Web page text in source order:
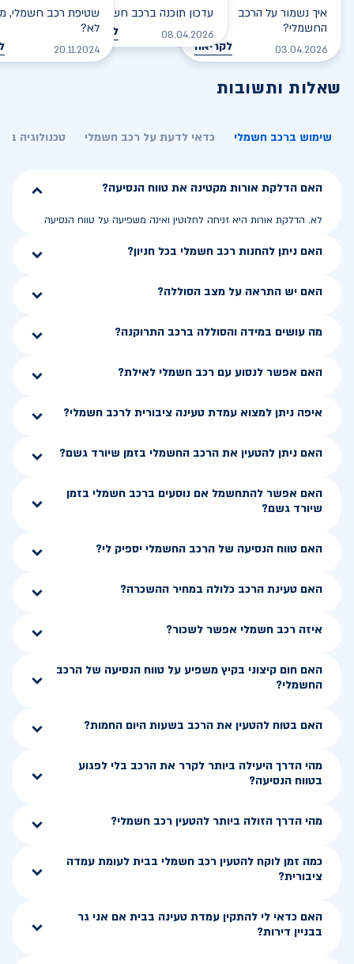
איך נשמור על הרכב
החשמלי?
03.04.2026 לקריאה
עדכון תוכנה ברכב חשמלי
08.04.2026 לקריאה
שטיפת רכב חשמלי,
לא?
20.11.2024
שאלות ותשובות
שימוש ברכב חשמלי כדאי לדעת על רכב חשמלי טכנולוגיה
האם הדלקת אורות מקטינה את טווח הנסיעה?
לא. הדלקת אורות היא זניחה לחלוטין ואינה משפיעה על טווח הנסיעה
האם ניתן להחנות רכב חשמלי בכל חניון?
האם יש התראה על מצב הסוללה?
מה עושים במידה והסוללה ברכב התרוקנה?
האם אפשר לנסוע עם רכב חשמלי לאילת?
איפה ניתן למצוא עמדת טעינה ציבורית לרכב חשמלי?
האם ניתן להטעין את הרכב החשמלי בזמן שיורד גשם?
האם אפשר להתחשמל אם נוסעים ברכב חשמלי בזמן
שיורד גשם?
האם טווח הנסיעה של הרכב החשמלי יספיק לי?
האם טעינת הרכב כלולה במחיר ההשכרה?
איזה רכב חשמלי אפשר לשכור?
האם חום קיצוני בקיץ משפיע על טווח הנסיעה של הרכב
החשמלי?
האם בטוח להטעין את הרכב בשעות היום החמות?
מהי הדרך היעילה ביותר לקרר את הרכב בלי לפגוע
בטווח הנסיעה?
מהי הדרך הזולה ביותר להטעין רכב חשמלי?
כמה זמן לוקח להטעין רכב חשמלי בבית לעומת עמדה
ציבורית?
האם כדאי לי להתקין עמדת טעינה בבית אם אני גר
בבניין דירות?